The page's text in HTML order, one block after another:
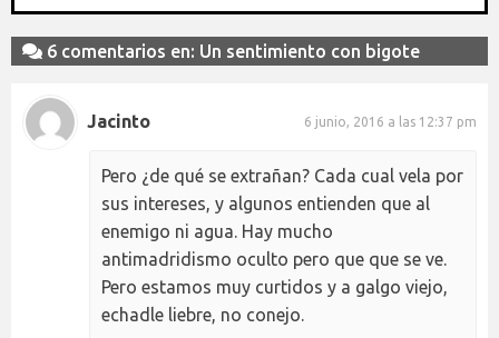
6 comentarios en: Un sentimiento con bigote
Jacinto 6 junio, 2016 a las 12:37 pm
Pero ¿de qué se extrañan? Cada cual vela por
sus intereses, y algunos entienden que al
enemigo ni agua. Hay mucho
antimadridismo oculto pero que que se ve.
Pero estamos muy curtidos y a galgo viejo,
echadle liebre, no conejo.